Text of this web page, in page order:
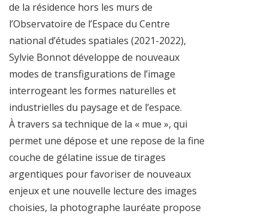
de la résidence hors les murs de
l’Observatoire de l’Espace du Centre
national d’études spatiales (2021-2022),
Sylvie Bonnot développe de nouveaux
modes de transfigurations de l’image
interrogeant les formes naturelles et
industrielles du paysage et de l’espace.
À travers sa technique de la « mue », qui
permet une dépose et une repose de la fine
couche de gélatine issue de tirages
argentiques pour favoriser de nouveaux
enjeux et une nouvelle lecture des images
choisies, la photographe lauréate propose